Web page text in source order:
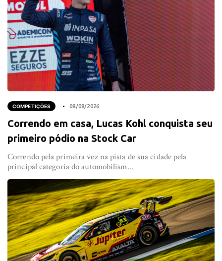
COMPETIÇÕES 08/08/2026
Correndo em casa, Lucas Kohl conquista seu
primeiro pódio na Stock Car
Correndo pela primeira vez na pista de sua cidade pela
principal categoria do automobilism...